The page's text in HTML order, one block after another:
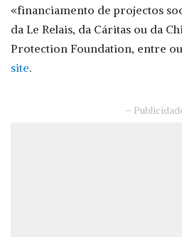
«financiamento de projectos
da Le Relais, da Cáritas ou da
Protection Foundation, entre
site.
–